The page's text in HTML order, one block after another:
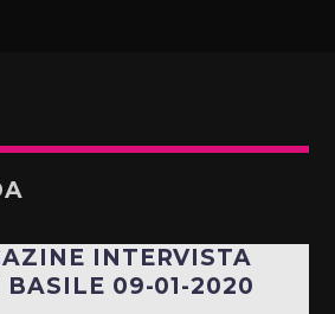
INTERVISTA
BASILE 09-01-2020